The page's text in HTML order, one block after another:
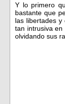
Y lo primero
bastante que
las libertades
tan intrusiva
olvidando sus